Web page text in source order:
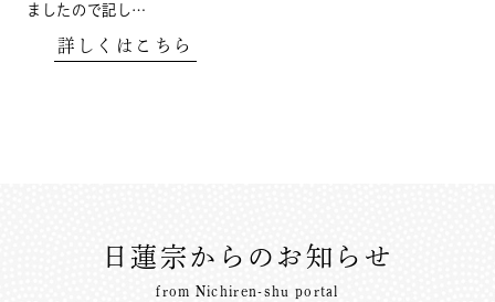
ましたので記し…
詳しくはこちら
日蓮宗からのお知らせ
from Nichiren-shu portal